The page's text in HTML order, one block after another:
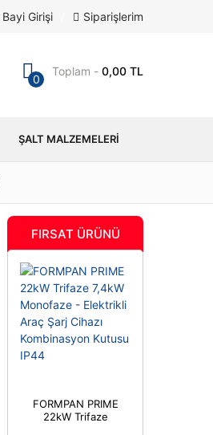
Bayi Girişi Siparişlerim
0
Toplam - 0,00 TL
ŞALT MALZEMELERI
FIRSAT ÜRÜNÜ
FORMPAN PRIME
22kW Trifaze